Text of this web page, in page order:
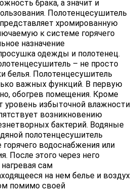
брака, а значит и
Полотенцесушитель
хромированную
к системе горячего
назначение
одежды и полотенец.
– не просто
белья. Полотенцесушитель
важных функций. В первую
обогрев помещения. Кроме
уровень избыточной влажности
возникновению
бактерий. Водяные
полотенцесушитель
водоснабжения или
После этого через него
нагревая сам
на нем белье и воздух
помимо своей